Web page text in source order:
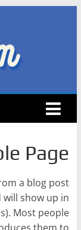
أ
ر
ا
ل
س
Page
a blog post
will show up in
Most people